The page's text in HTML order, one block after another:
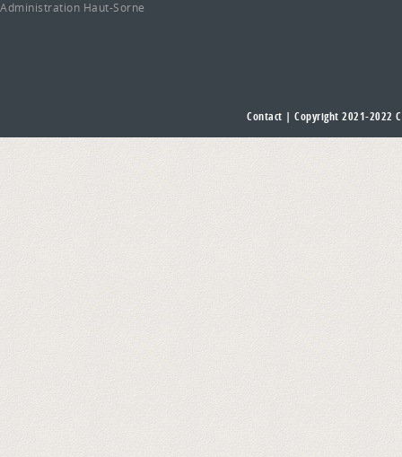
Administration Haut-Sorne
Contact | Copyright 2021-2022